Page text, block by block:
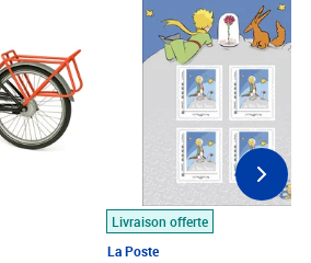
Livraison offerte
La Poste